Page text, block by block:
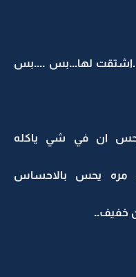
لها...بس ....بس
ان في شي ياكله
مره يحس بالاحساس
خفيف..